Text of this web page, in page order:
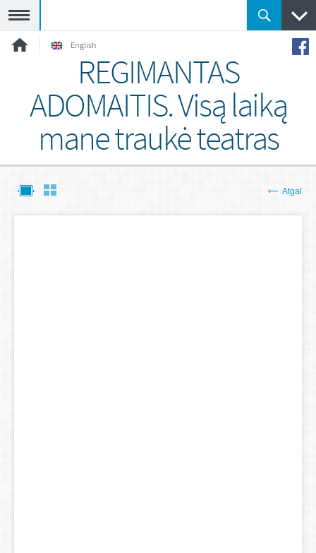
English
REGIMANTAS
ADOMAITIS. Visą laiką
mane traukė teatras
Atgal